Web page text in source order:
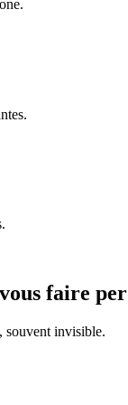
faire
souvent invisible.